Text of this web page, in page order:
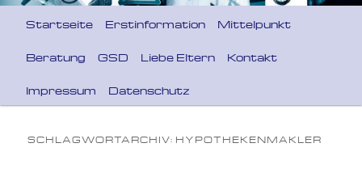
Zum primären Inhalt springen
Zum sekundären Inhalt springen
Startseite Erstinformation
Mittelpunkt
Beratung
GSD Liebe Eltern
Kontakt
Impressum
Datenschutz
SCHLAGWORTARCHIV: HYPOTHEKENMAKLER